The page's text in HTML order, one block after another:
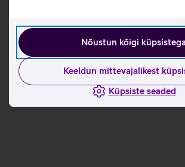
Nõustun kõigi
Keeldun mittevajalikest
Küpsiste seaded